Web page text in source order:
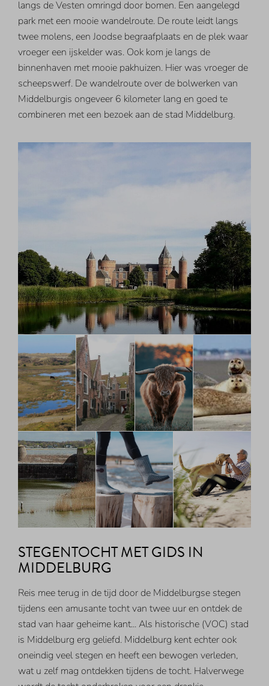
langs de Vesten omringd door bomen. Een aangelegd
park met een mooie wandelroute. De route leidt langs
twee molens, een Joodse begraafplaats en de plek waar
vroeger een ijskelder was. Ook kom je langs de
binnenhaven met mooie pakhuizen. Hier was vroeger de
scheepswerf. De wandelroute over de bolwerken van
Middelburgis ongeveer 6 kilometer lang en goed te
combineren met een bezoek aan de stad Middelburg.
STEGENTOCHT MET GIDS IN
MIDDELBURG
Reis mee terug in de tijd door de Middelburgse stegen
tijdens een amusante tocht van twee uur en ontdek de
stad van haar geheime kant... Als historische (VOC) stad
is Middelburg erg geliefd. Middelburg kent echter ook
oneindig veel stegen en heeft een bewogen verleden,
wat u zelf mag ontdekken tijdens de tocht. Halverwege